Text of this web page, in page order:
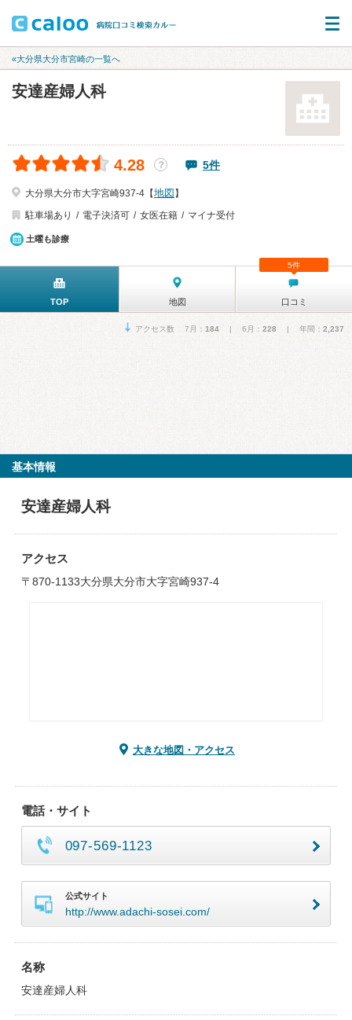
«大分県大分市宮崎の一覧へ
安達産婦人科
4.28 ？ 5件
大分県大分市大字宮崎937-4【地図 】
駐車場あり
電子決済可 女医在籍 マイナ受付
土曜も診療
TOP 地図 口コミ
5件
アクセス数 7月： 184 | 6月： 228 | 年間： 2,237
基本情報
安達産婦人科
アクセス
〒870-1133大分県大分市大字宮崎937-4
大きな地図・アクセス
電話・サイト
097-569-1123
公式サイト
http://www.adachi-sosei.com/
名称
安達産婦人科